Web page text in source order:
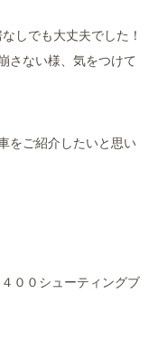
しでも大丈夫でした！
さない様、気をつけて
をご紹介したいと思い
００シューティングブ